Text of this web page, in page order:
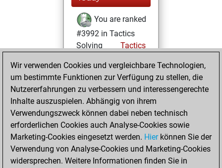
You are ranked
#3992 in Tactics
Solving
Tactics
Samstag, August
1, 2026
You totalled 22
tactics positions
Tactics
You
solved 21 tactics
positions
Wir verwenden Cookies und vergleichbare Technologien,
um bestimmte Funktionen zur Verfügung zu stellen, die
Nutzererfahrungen zu verbessern und interessengerechte
Inhalte auszuspielen. Abhängig von ihrem
Verwendungszweck können dabei neben technisch
erforderlichen Cookies auch Analyse-Cookies sowie
Marketing-Cookies eingesetzt werden. Hierkönnen Sie der
Verwendung von Analyse-Cookies und Marketing-Cookies
widersprechen. Weitere Informationen finden Sie in